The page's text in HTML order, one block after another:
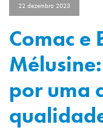
22 dezembro 2023
Comac e
por uma